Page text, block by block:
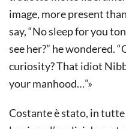
image, more present
say, “No sleep for you
see her?” he wondered.
curiosity? That idiot
your manhood…”»
Costante è stato, in